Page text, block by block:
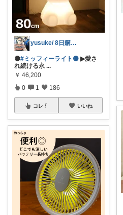
yusuke/ 8日購入感謝♫
🟡#ミッフィーライト🟡 ▶愛さ
れ続ける永 ...
￥ 46,200
0 1 186
コレ いいね